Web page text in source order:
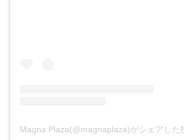
Magna Plaza(@magnaplaza)がシェアした